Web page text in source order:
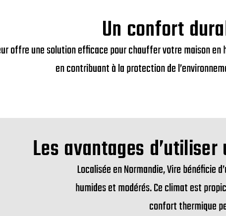
Un confort
offre une solution efficace pour chauffer votre maison
en contribuant à la protection de
Les avantages
Localisée en Normandie, Vire bénéficie
humides et modérés. Ce climat est
confort thermique